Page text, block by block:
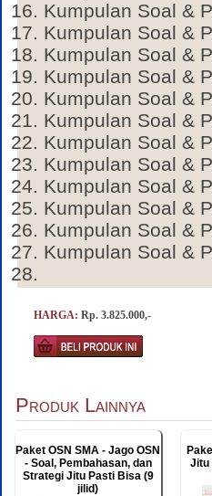
Kumpulan Soal &
Kumpulan Soal &
Kumpulan Soal &
Kumpulan Soal &
Kumpulan Soal &
Kumpulan Soal &
Kumpulan Soal &
Kumpulan Soal &
Kumpulan Soal &
Kumpulan Soal &
Kumpulan Soal &
Kumpulan Soal &
HARGA: Rp. 3.825.000,-
Produk Lainnya
Paket OSN SMA - Jago OSN
- Soal, Pembahasan, dan
Strategi Jitu Pasti Bisa (9
jilid)
Jitu